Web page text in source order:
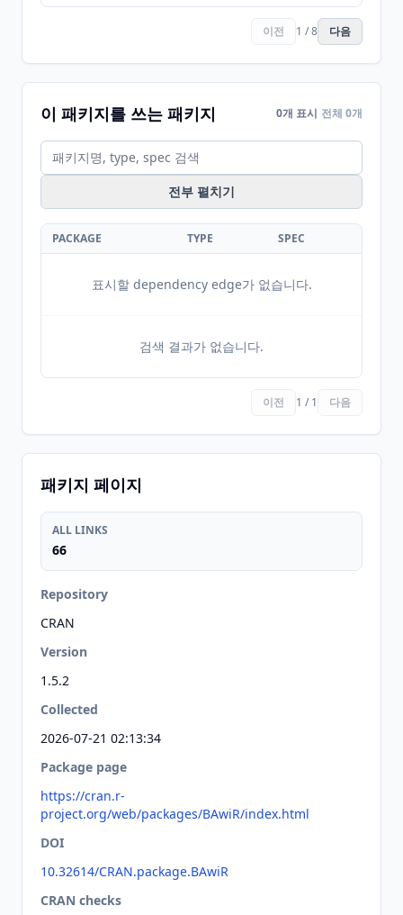
이전 1 / 8 다음
이 패키지를 쓰는 패키지 0개 표시 전체 0개
전부 펼치기
PACKAGE TYPE SPEC
표시할 dependency edge가 없습니다.
검색 결과가 없습니다.
이전 1 / 1 다음
패키지 페이지
ALL LINKS
66
Repository
CRAN
Version
1.5.2
Collected
2026-07-21 02:13:34
Package page
https://cran.r-
project.org/web/packages/BAwiR/index.html
DOI
10.32614/CRAN.package.BAwiR
CRAN checks